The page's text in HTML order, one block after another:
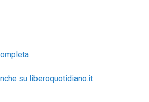
su liberoquotidiano.it